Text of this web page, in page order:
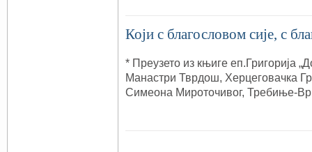
Који с благословом сије, с
* Преузето из књиге еп.Григорија
Манастри Тврдош, Херцеговачка
Симеона Мироточивог, Требиње-